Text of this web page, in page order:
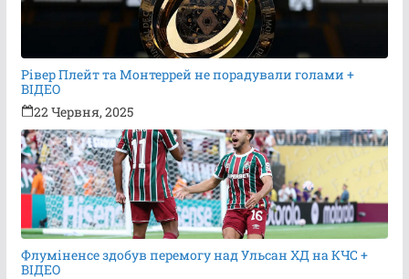
Рівер Плейт та Монтеррей не порадували голами +
ВІДЕО
22 Червня, 2025
Флуміненсе здобув перемогу над Ульсан ХД на КЧС +
ВІДЕО